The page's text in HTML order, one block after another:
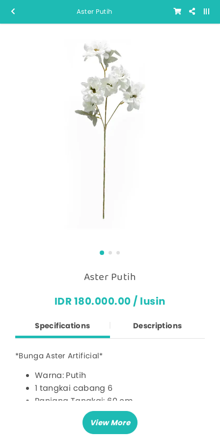
Aster Putih
Aster Putih
IDR 180.000.00 / lusin
Specifications Descriptions
*Bunga Aster Artificial*
Warna: Putih
1 tangkai cabang 6
Panjang Tangkai: 60 cm